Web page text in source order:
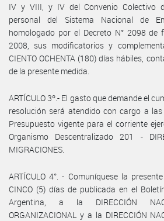
IV y VIII, y IV del Convenio Colectivo
personal del Sistema Nacional de
homologado por el Decreto N° 2098 de
2008, sus modificatorios y
CIENTO OCHENTA (180) días hábiles,
de la presente medida.
ARTÍCULO 3º.- El gasto que demande el
resolución será atendido con cargo a
Presupuesto vigente para el corriente
Organismo Descentralizado 201 -
MIGRACIONES.
ARTÍCULO 4°. - Comuníquese la
CINCO (5) días de publicada en el
Argentina, a la DIRECCIÓN
ORGANIZACIONAL y a la DIRECCIÓN